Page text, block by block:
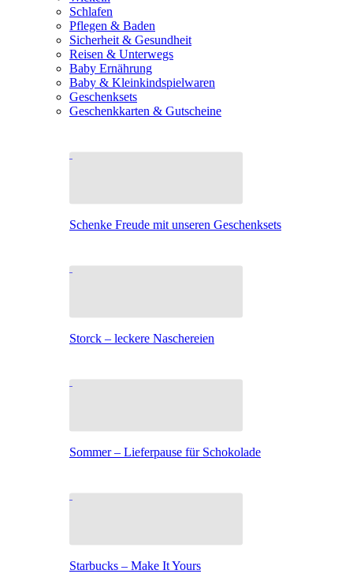
Schlafen
Pflegen & Baden
Sicherheit & Gesundheit
Reisen & Unterwegs
Baby Ernährung
Baby & Kleinkindspielwaren
Geschenksets
Geschenkkarten & Gutscheine
Schenke Freude mit unseren Geschenksets
Storck – leckere Naschereien
Sommer – Lieferpause für Schokolade
Starbucks – Make It Yours